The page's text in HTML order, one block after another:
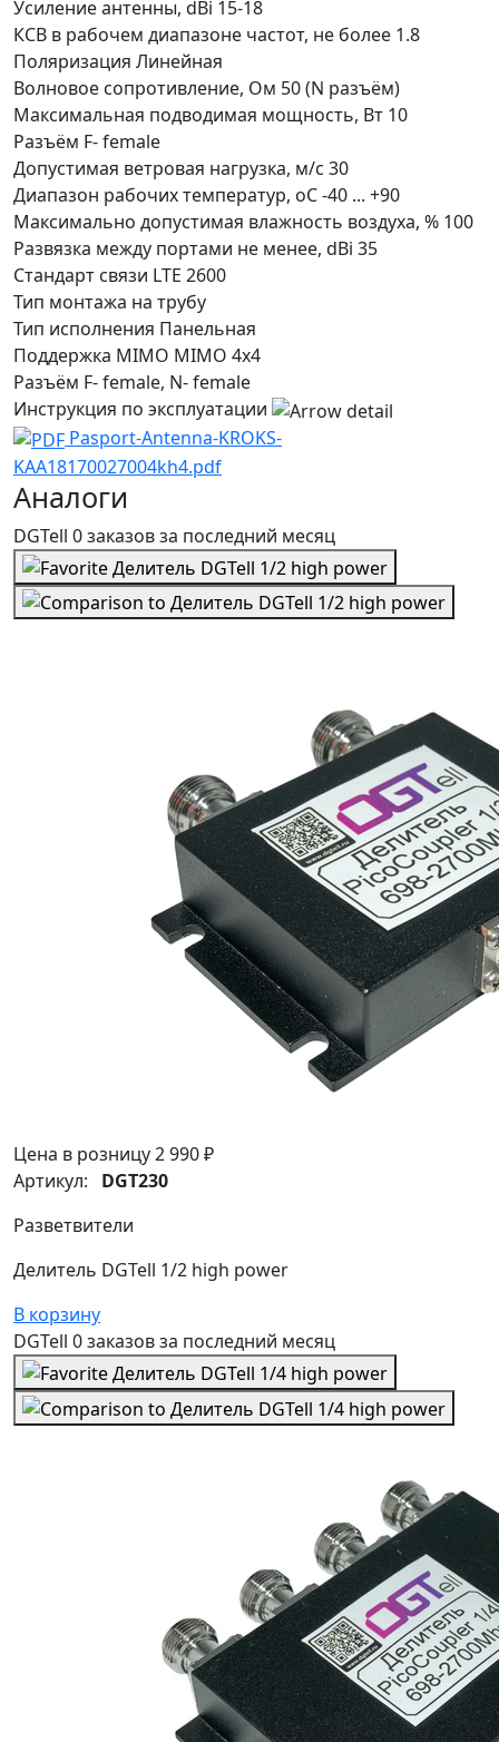
Усиление антенны, dBi 15-18
КСВ в рабочем диапазоне частот, не более 1.8
Поляризация Линейная
Волновое сопротивление, Ом 50 (N разъём)
Максимальная подводимая мощность, Вт 10
Разъём F- female
Допустимая ветровая нагрузка, м/с 30
Диапазон рабочих температур, оС-40 ... +90
Максимально допустимая влажность воздуха, % 100
Развязка между портами не менее, dBi 35
Стандарт связи LTE 2600
Тип монтажа на трубу
Тип исполнения Панельная
Поддержка MIMO MIMO 4x4
Разъём F- female, N- female
Инструкция по эксплуатации
Pasport-Antenna-KROKS-
KAA18170027004kh4.pdf
Аналоги
DGTell 0 заказовза последний месяц
Цена в розницу2 990 ₽
Артикул: DGT230
Разветвители
Делитель DGTell 1/2 high power
В корзину
DGTell 0 заказовза последний месяц